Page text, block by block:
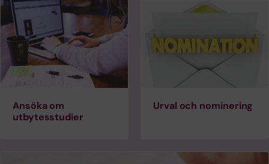
Ansöka om
utbytesstudier
Urval och nominering